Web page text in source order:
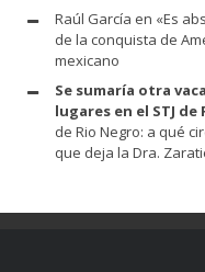
Raúl García en «Es
de la conquista de
mexicano
Se sumaría otra
lugares en el STJ de
de Rio Negro: a qué
que deja la Dra.